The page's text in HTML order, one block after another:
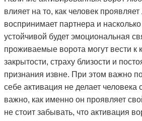
влияет на то, как человек
воспринимает партнера и
устойчивой будет эмоциональная
проживаемые ворота могут вести к
закрытости, страху близости и
признания извне. При этом важно
себе активация не делает
важно, как именно он проявляет
не стоит забывать, что активация